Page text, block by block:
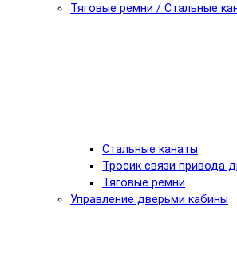
Тяговые ремни / Стальные
Стальные канаты
Тросик связи привода
Тяговые ремни
Управление дверьми кабины